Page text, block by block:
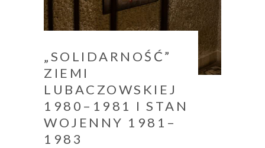
„SOLIDARNOŚĆ”
ZIEMI
LUBACZOWSKIEJ
1980–1981 I STAN
WOJENNY 1981–
1983